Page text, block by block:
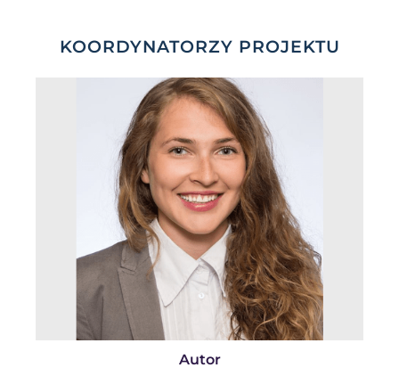
KOORDYNATORZY PROJEKTU
Autor